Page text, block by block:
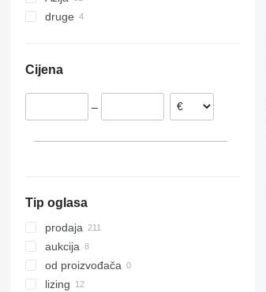
Actros 4148
Arocs 4146
Njemačka
Rumunjska
Estonija
Turska
druge
Cijena
–
Tip oglasa
prodaja
aukcija
od proizvođača
lizing